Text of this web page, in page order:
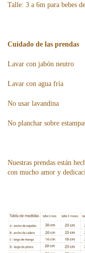
Talle: 3 a 6m para bebes
Cuidado de las prendas
Lavar con jabón neutro
Lavar con agua fría
No usar lavandina
No planchar sobre
Nuestras prendas están
con mucho amor y